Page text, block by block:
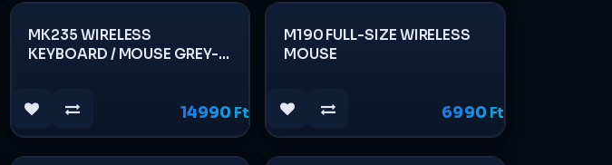
MK235 WIRELESS
KEYBOARD / MOUSE GREY-
14990 Ft
M190 FULL-SIZE WIRELESS
MOUSE
6990 Ft